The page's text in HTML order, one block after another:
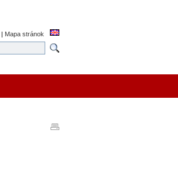
| Mapa stránok